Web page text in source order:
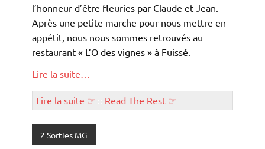
l’honneur d’être fleuries par Claude et Jean.
Après une petite marche pour nous mettre en
appétit, nous nous sommes retrouvés au
restaurant « L’O des vignes » à Fuissé.
Lire la suite…
Lire la suite ☞ Read The Rest ☞
2 Sorties MG